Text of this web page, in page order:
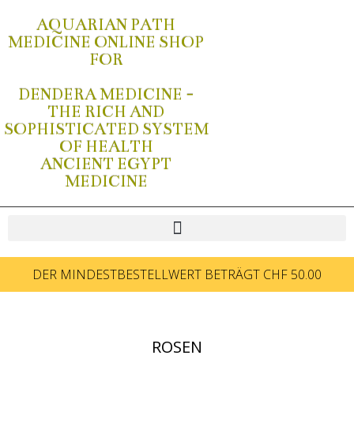
AQUARIAN PATH
MEDICINE ONLINE SHOP
FOR
DENDERA MEDICINE -
THE RICH AND
SOPHISTICATED SYSTEM
OF HEALTH
ANCIENT EGYPT
MEDICINE
DER MINDESTBESTELLWERT BETRÄGT CHF 50.00
ROSEN